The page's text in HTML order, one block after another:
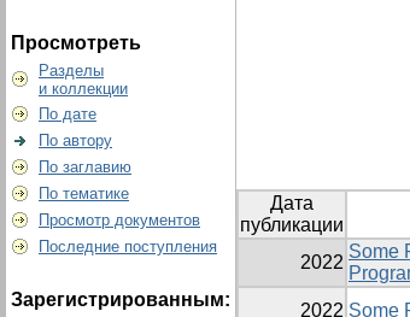
Просмотреть
Разделы
и коллекции
По дате
По автору
По заглавию
По тематике
Просмотр документов
Последние поступления
Зарегистрированным:
Дата
публикации
2022
Some
2022 Some